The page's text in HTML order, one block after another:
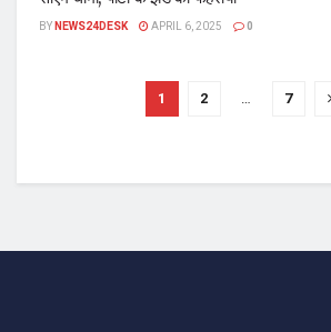
BYNEWS24DESK APRIL 6, 2025 0
1 2 … 7